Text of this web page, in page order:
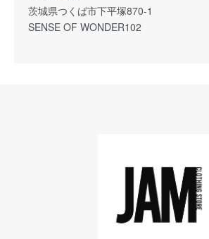
茨城県つくば市下平塚870-1
SENSE OF WONDER102